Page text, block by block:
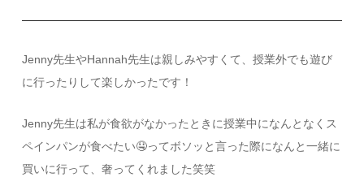
Jenny先生やHannah先生は親しみやすくて、授業外でも遊び
に行ったりして楽しかったです！
Jenny先生は私が食欲がなかったときに授業中になんとなくス
ペインパンが食べたい🤤ってボソッと言った際になんと一緒に
買いに行って、奢ってくれました笑笑